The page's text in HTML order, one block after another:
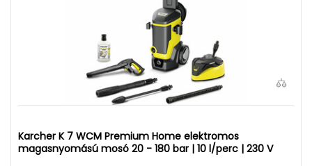
Karcher K 7 WCM Premium Home elektromos
magasnyomású mosó 20 - 180 bar | 10 l/perc | 230 V